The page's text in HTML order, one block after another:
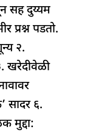
सह दुय्यम
प्रश्न पडतो.
२.
खरेदीवेळी
सादर ६.
मुद्दा: